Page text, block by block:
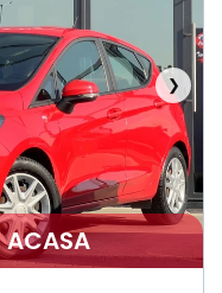
❯
ACASA